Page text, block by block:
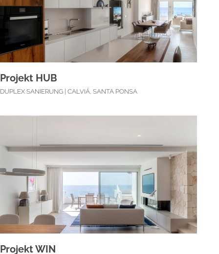
Projekt HUB
DUPLEX SANIERUNG | CALVIÁ, SANTA PONSA
Projekt WIN